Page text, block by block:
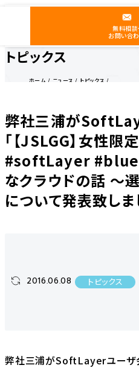
無料相談・
お問い合
トピックス
ホーム ニュース
トピックス
弊社三浦が
「【JSLGG】女性限
#softLayer
なクラウドの話 ～
について発表致しま
2016.06.08 トピックス
弊社三浦がSoftLayerユーザ